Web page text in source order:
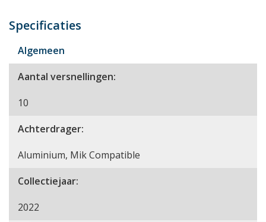
Specificaties
Algemeen
Aantal versnellingen:
10
Achterdrager:
Aluminium, Mik Compatible
Collectiejaar:
2022